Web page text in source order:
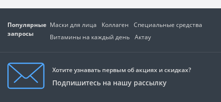
Популярные
запросы
Маски для лица Коллаген
Специальные средства
Витамины на каждый день
Актау
Хотите узнавать первым об акциях и скидках?
Подпишитесь на нашу рассылку